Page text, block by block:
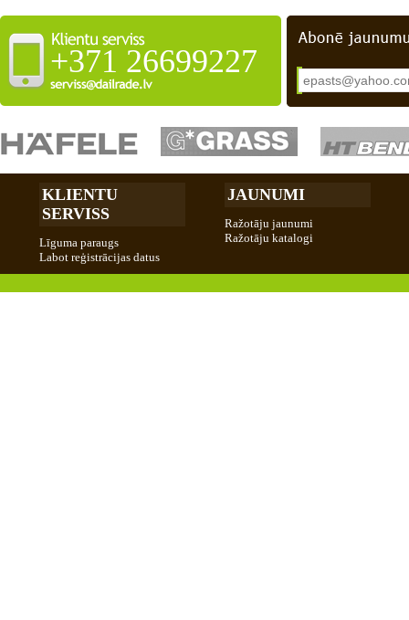
+371 26699227
KLIENTU
SERVISS
Līguma paraugs
Labot reģistrācijas datus
JAUNUMI
Ražotāju jaunumi
Ražotāju katalogi